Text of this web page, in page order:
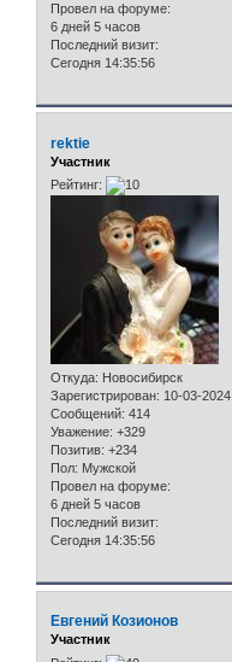
Провел на форуме:
6 дней 5 часов
Последний визит:
Сегодня 14:35:56
rektie
Участник
Рейтинг:
Откуда: Новосибирск
Зарегистрирован: 10-03-2024
Сообщений: 414
Уважение: +329
Позитив: +234
Пол: Мужской
Провел на форуме:
6 дней 5 часов
Последний визит:
Сегодня 14:35:56
Евгений Козионов
Участник